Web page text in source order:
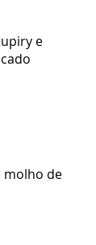
e
molho de